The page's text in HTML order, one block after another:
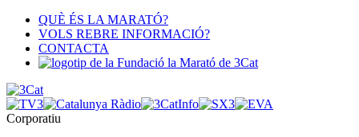
QUÈ ÉS LA MARATÓ?
VOLS REBRE INFORMACIÓ?
CONTACTA
Corporatiu